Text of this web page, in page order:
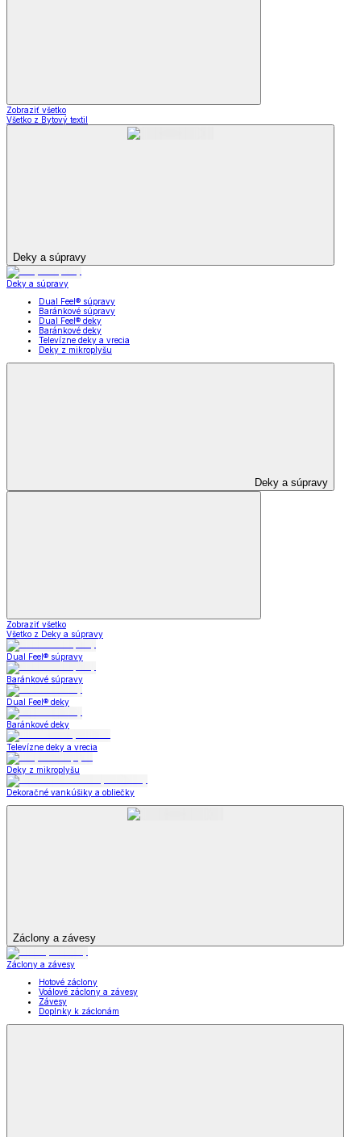
Zobraziť všetko
Všetko z Bytový textil
Deky a súpravy
Deky a súpravy
Dual Feel® súpravy
Baránkové súpravy
Dual Feel® deky
Baránkové deky
Televízne deky a vrecia
Deky z mikroplyšu
Deky a súpravy
Zobraziť všetko
Všetko z Deky a súpravy
Dual Feel® súpravy
Baránkové súpravy
Dual Feel® deky
Baránkové deky
Televízne deky a vrecia
Deky z mikroplyšu
Dekoračné vankúšiky a obliečky
Záclony a závesy
Záclony a závesy
Hotové záclony
Voálové záclony a závesy
Závesy
Doplnky k záclonám